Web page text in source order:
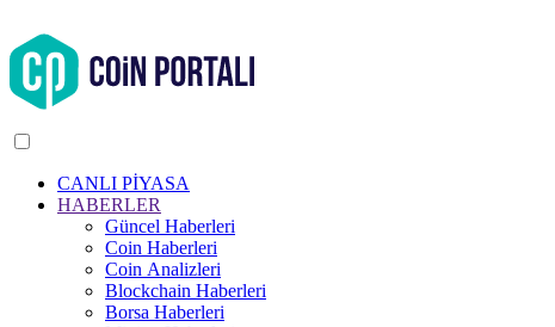
CANLI PİYASA
HABERLER
Güncel Haberleri
Coin Haberleri
Coin Analizleri
Blockchain Haberleri
Borsa Haberleri